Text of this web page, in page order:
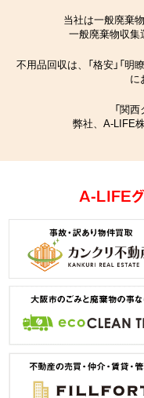
当社は一般廃棄
一般廃棄物収集
不用品回収は、「格安」「明
に
「関
弊社、A-LIFE
A-LIFE